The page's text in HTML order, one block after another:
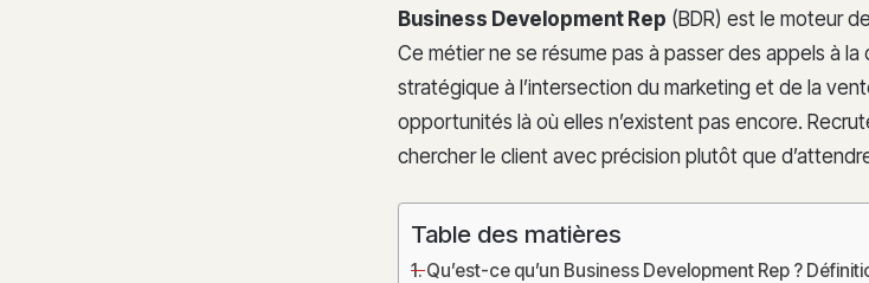
Business Development Rep (BDR) est le moteur
Ce métier ne se résume pas à passer des appels à la
stratégique à l’intersection du marketing et de la
opportunités là où elles n’existent pas encore.
chercher le client avec précision plutôt que
Table des matières
Qu’est-ce qu’un Business Development Rep ?